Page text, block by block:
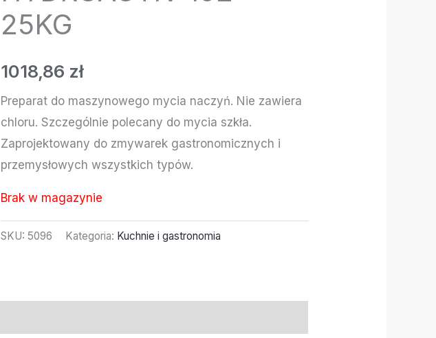
25KG
1018,86 zł
Preparat do maszynowego mycia naczyń. Nie zawiera
chloru. Szczególnie polecany do mycia szkła.
Zaprojektowany do zmywarek gastronomicznych i
przemysłowych wszystkich typów.
Brak w magazynie
SKU: 5096 Kategoria: Kuchnie i gastronomia